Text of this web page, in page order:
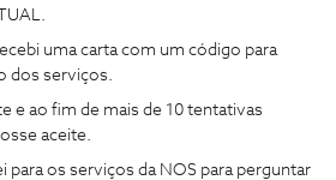
uma carta com um código para
dos serviços.
e ao fim de mais de 10 tentativas
aceite.
para os serviços da NOS para perguntar